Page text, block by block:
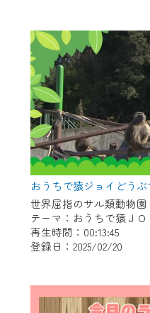
テーマ：おうちで猿Ｊ
再生時間：00:13:45
登録日：2025/02/20
テナンス中」にな
ん。
ご不便をおかけい
よろしくお願いい